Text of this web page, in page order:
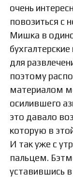
очень
повозиться с
Мишка в
для
поэтому
материалом
осилившего
это давало
которую в
И так уже с
пальцем.
уставившись